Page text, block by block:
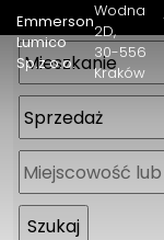
Emmerson
Lumico
Sp.z o.o.
Wodna
2D
30-556
Kraków